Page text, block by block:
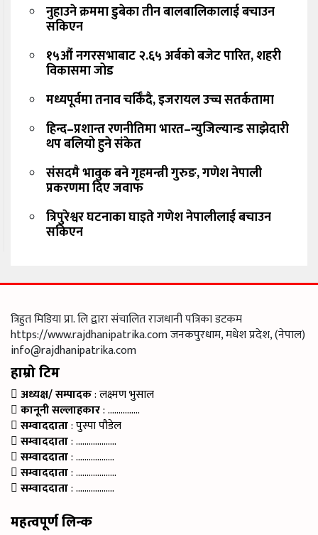
नुहाउने क्रममा डुबेका तीन बालबालिकालाई बचाउन
सकिएन
१५औं नगरसभाबाट २.६५ अर्बको बजेट पारित, शहरी
विकासमा जोड
मध्यपूर्वमा तनाव चर्किँदै, इजरायल उच्च सतर्कतामा
हिन्द–प्रशान्त रणनीतिमा भारत–न्युजिल्यान्ड साझेदारी
थप बलियो हुने संकेत
संसदमै भावुक बने गृहमन्त्री गुरुङ, गणेश नेपाली
प्रकरणमा दिए जवाफ
त्रिपुरेश्वर घटनाका घाइते गणेश नेपालीलाई बचाउन
सकिएन
त्रिहुत मिडिया प्रा. लि द्वारा संचालित राजधानी पत्रिका डटकम
https://www.rajdhanipatrika.com जनकपुरधाम, मधेश प्रदेश, (नेपाल)
info@rajdhanipatrika.com
हाम्रो टिम
अध्यक्ष/ सम्पादक: लक्ष्मण भुसाल
कानूनी सल्लाहकार: ……………
सम्वाददाता: पुस्पा पौडेल
सम्वाददाता: ……………….
सम्वाददाता: ………………
सम्वाददाता: ……………….
सम्वाददाता: ………………
महत्वपूर्ण लिन्क